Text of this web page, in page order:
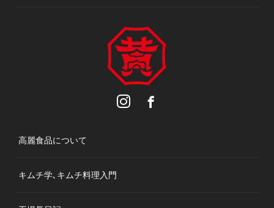
高麗食品について
キムチ学､キムチ料理入門